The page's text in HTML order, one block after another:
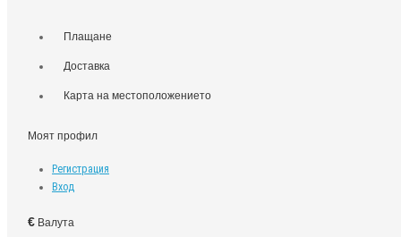
Плащане
Доставка
Карта на местоположението
Моят профил
Регистрация
Вход
€ Валута